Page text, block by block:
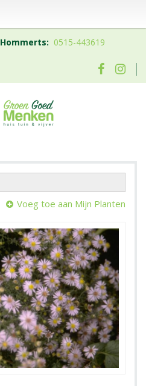
Hommerts: 0515-443619
Voeg toe aan Mijn Planten